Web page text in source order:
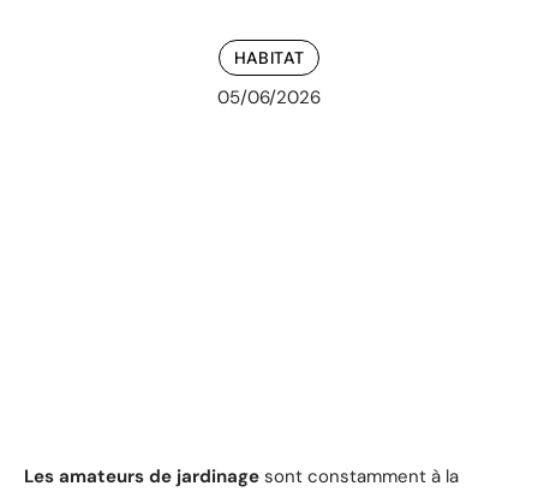
HABITAT
05/06/2026
Les amateurs de jardinage sont constamment à la